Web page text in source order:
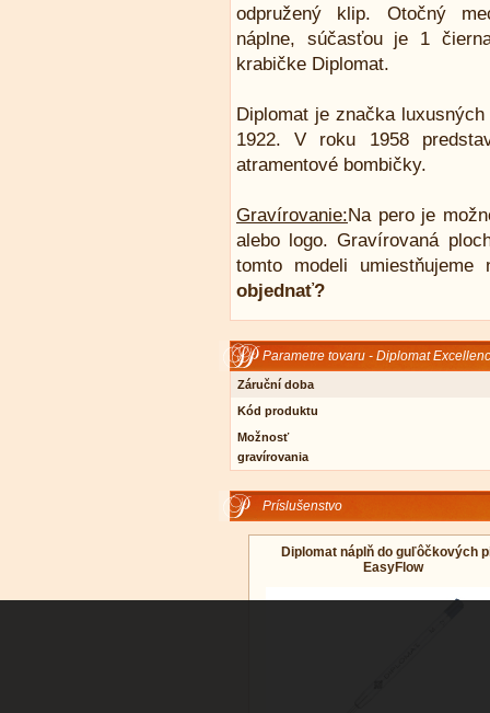
odpružený klip. Otočný
náplne, súčasťou je 1
krabičke Diplomat.
Diplomat je značka
1922. V roku 1958
atramentové bombičky.
Gravírovanie:Na pero je
alebo logo. Gravírovaná
tomto modeli
objednať?
Parametre tovaru - Diplomat
Záruční doba
Kód produktu
Možnosť
gravírovania
Príslušenstvo
Diplomat náplň do guľôčkových
EasyFlow